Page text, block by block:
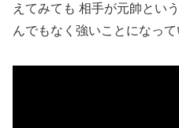
えてみても 相手が元帥とい
んでもなく強いことになって